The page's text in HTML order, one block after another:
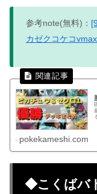
参考note(無料)：
カゼクコケコvmax
pokekameshi.com
◆こくばバ